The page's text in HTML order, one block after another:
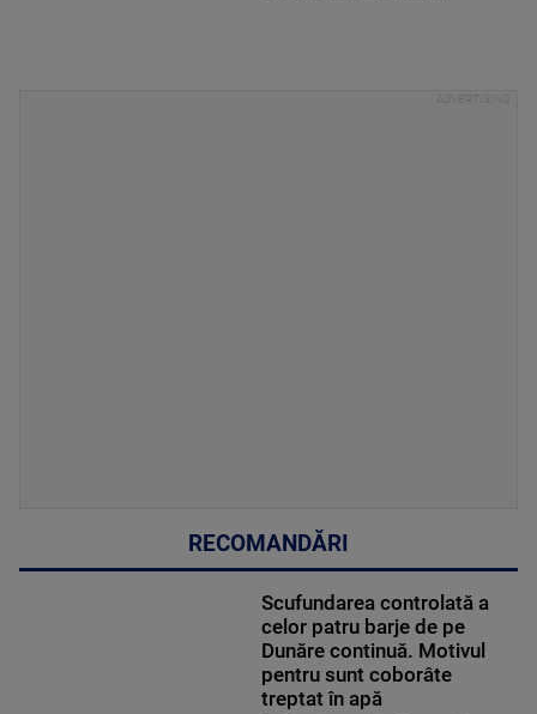
RECOMANDĂRI
Scufundarea controlată a
celor patru barje de pe
Dunăre continuă. Motivul
pentru sunt coborâte
treptat în apă